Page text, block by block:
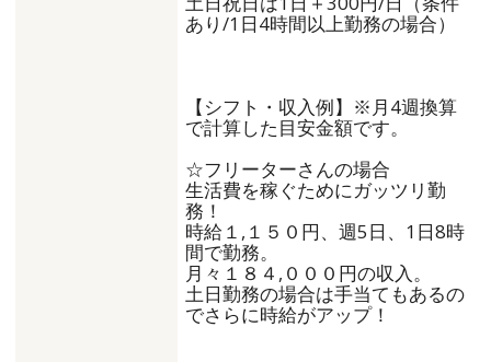
あり/1日4時間以上勤務の場合）
【シフト・収入例】※月4週換算
で計算した目安金額です。
☆フリーターさんの場合
生活費を稼ぐためにガッツリ勤
務！
時給１,１５０円、週5日、1日8時
間で勤務。
月々１８４,０００円の収入。
土日勤務の場合は手当てもあるの
でさらに時給がアップ！